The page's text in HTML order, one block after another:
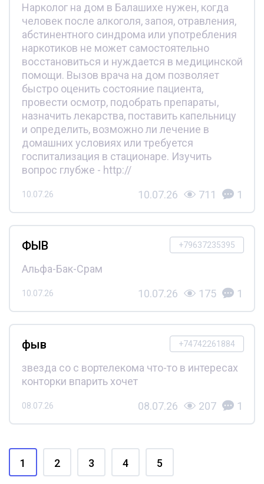
Нарколог на дом в Балашихе нужен, когда
человек после алкоголя, запоя, отравления,
абстинентного синдрома или употребления
наркотиков не может самостоятельно
восстановиться и нуждается в медицинской
помощи. Вызов врача на дом позволяет
быстро оценить состояние пациента,
провести осмотр, подобрать препараты,
назначить лекарства, поставить капельницу
и определить, возможно ли лечение в
домашних условиях или требуется
госпитализация в стационаре. Изучить
вопрос глубже - http://
10.07.26 10.07.26 711 1
+79637235395
ФЫВ
Альфа-Бак-Срам
10.07.26 10.07.26 175 1
+74742261884
фыв
звезда со с вортелекома что-то в интересах
конторки впарить хочет
08.07.26 08.07.26 207 1
1 2 3 4 5